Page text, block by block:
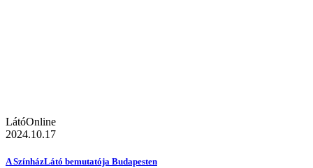
LátóOnline
2024.10.17
A SzínházLátó bemutatója Budapesten